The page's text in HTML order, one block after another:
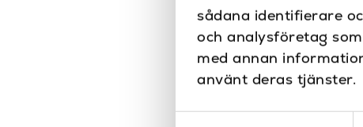
sådana identifierare
och analysföretag
med annan
använt deras tjänster.